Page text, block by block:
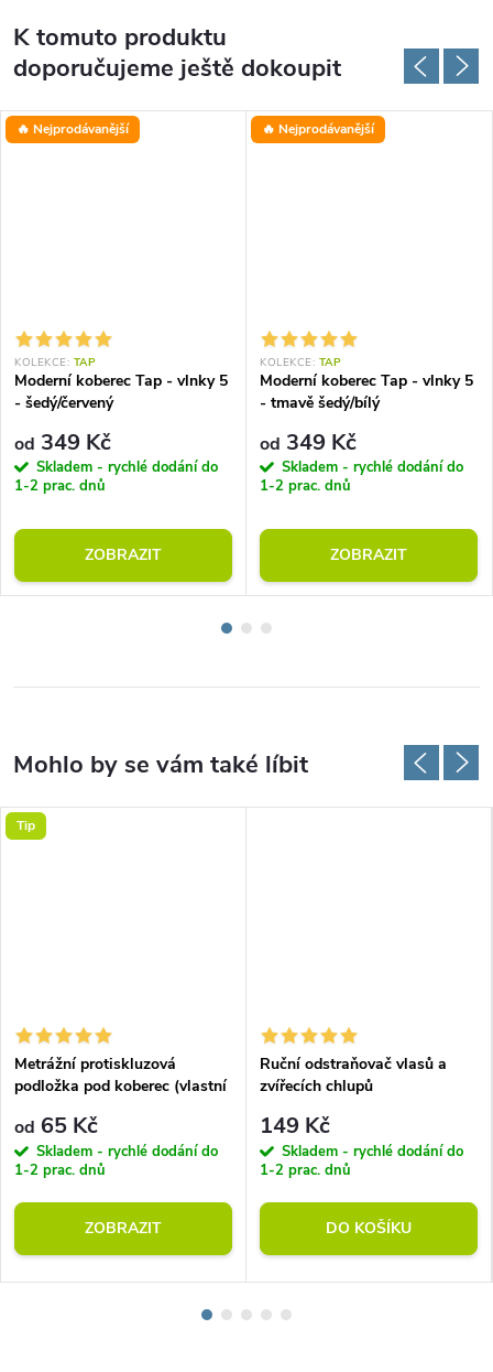
K tomuto produktu
doporučujeme ještě dokoupit
🔥 Nejprodávanější
KOLEKCE: TAP
Moderní koberec Tap - vlnky 5
- šedý/červený
od 349 Kč
Skladem - rychlé dodání do
1-2 prac. dnů
ZOBRAZIT
🔥 Nejprodávanější
KOLEKCE: TAP
Moderní koberec Tap - vlnky 5
- tmavě šedý/bílý
od 349 Kč
Skladem - rychlé dodání do
1-2 prac. dnů
ZOBRAZIT
Tip
Metrážní protiskluzová
podložka pod koberec (vlastní
od 65 Kč
Skladem - rychlé dodání do
1-2 prac. dnů
ZOBRAZIT
Ruční odstraňovač vlasů a
zvířecích chlupů
149 Kč
Skladem - rychlé dodání do
1-2 prac. dnů
DO KOŠÍKU